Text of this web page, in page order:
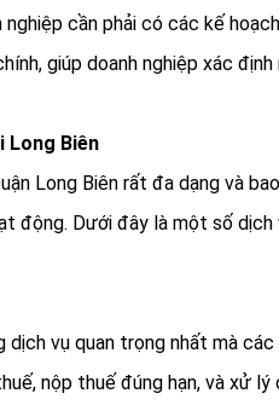
nghiệp cần phải có các kế
giúp doanh nghiệp xác
Long Biên
Long Biên rất đa dạng và
động. Dưới đây là một số
vụ quan trọng nhất mà
nộp thuế đúng hạn, và xử